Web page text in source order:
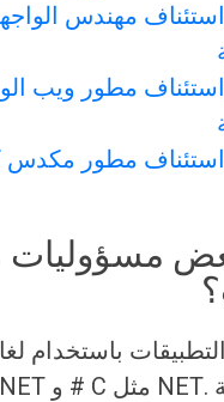
مهندس
مطور ويب
استئناف مطور مكدس
مسؤوليات
باستخدام